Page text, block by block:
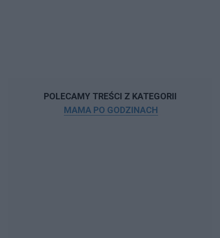
POLECAMY TREŚCI Z KATEGORII
MAMA PO GODZINACH